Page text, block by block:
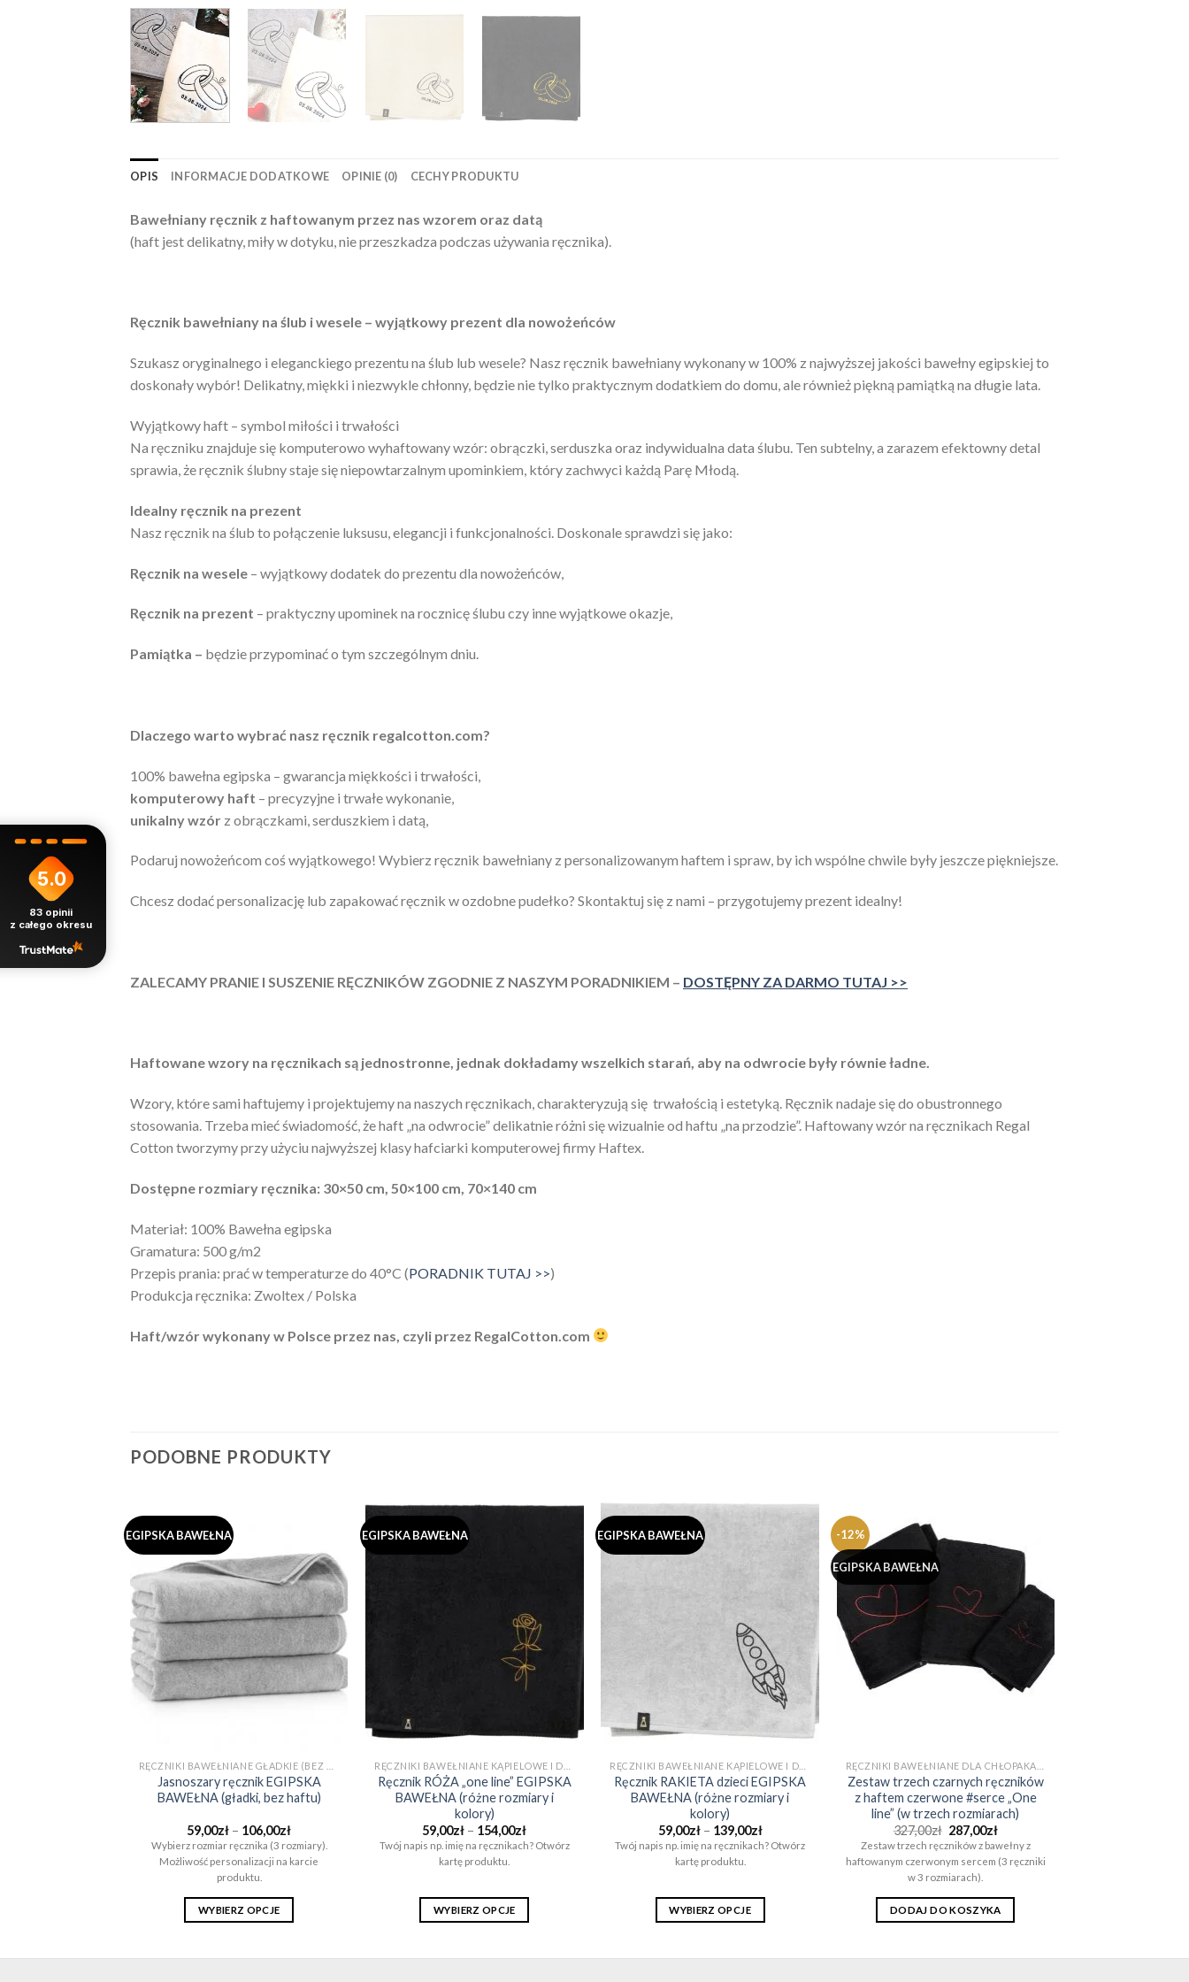
OPIS INFORMACJE DODATKOWE OPINIE (0) CECHY PRODUKTU
Bawełniany ręcznik z haftowanym przez nas wzorem oraz datą
(haft jest delikatny, miły w dotyku, nie przeszkadza podczas używania ręcznika).
Ręcznik bawełniany na ślub i wesele – wyjątkowy prezent dla nowożeńców
Szukasz oryginalnego i eleganckiego prezentu na ślub lub wesele? Nasz ręcznik bawełniany wykonany w 100% z najwyższej jakości bawełny egipskiej to
doskonały wybór! Delikatny, miękki i niezwykle chłonny, będzie nie tylko praktycznym dodatkiem do domu, ale również piękną pamiątką na długie lata.
Wyjątkowy haft – symbol miłości i trwałości
Na ręczniku znajduje się komputerowo wyhaftowany wzór: obrączki, serduszka oraz indywidualna data ślubu. Ten subtelny, a zarazem efektowny detal
sprawia, że ręcznik ślubny staje się niepowtarzalnym upominkiem, który zachwyci każdą Parę Młodą.
Idealny ręcznik na prezent
Nasz ręcznik na ślub to połączenie luksusu, elegancji i funkcjonalności. Doskonale sprawdzi się jako:
Ręcznik na wesele – wyjątkowy dodatek do prezentu dla nowożeńców,
Ręcznik na prezent – praktyczny upominek na rocznicę ślubu czy inne wyjątkowe okazje,
Pamiątka – będzie przypominać o tym szczególnym dniu.
Dlaczego warto wybrać nasz ręcznik regalcotton.com?
100% bawełna egipska – gwarancja miękkości i trwałości,
komputerowy haft – precyzyjne i trwałe wykonanie,
unikalny wzór z obrączkami, serduszkiem i datą,
Podaruj nowożeńcom coś wyjątkowego! Wybierz ręcznik bawełniany z personalizowanym haftem i spraw, by ich wspólne chwile były jeszcze piękniejsze.
Chcesz dodać personalizację lub zapakować ręcznik w ozdobne pudełko? Skontaktuj się z nami – przygotujemy prezent idealny!
ZALECAMY PRANIE I SUSZENIE RĘCZNIKÓW ZGODNIE Z NASZYM PORADNIKIEM – DOSTĘPNY ZA DARMO TUTAJ >>
Haftowane wzory na ręcznikach są jednostronne, jednak dokładamy wszelkich starań, aby na odwrocie były równie ładne.
Wzory, które sami haftujemy i projektujemy na naszych ręcznikach, charakteryzują się trwałością i estetyką. Ręcznik nadaje się do obustronnego
stosowania. Trzeba mieć świadomość, że haft „na odwrocie” delikatnie różni się wizualnie od haftu „na przodzie”. Haftowany wzór na ręcznikach Regal
Cotton tworzymy przy użyciu najwyższej klasy hafciarki komputerowej firmy Haftex.
Dostępne rozmiary ręcznika: 30×50 cm, 50×100 cm, 70×140 cm
Materiał: 100% Bawełna egipska
Gramatura: 500 g/m2
Przepis prania: prać w temperaturze do 40°C (PORADNIK TUTAJ >>)
Produkcja ręcznika: Zwoltex / Polska
Haft/wzór wykonany w Polsce przez nas, czyli przez RegalCotton.com
PODOBNE PRODUKTY
EGIPSKA BAWEŁNA
Jasnoszary ręcznik EGIPSKA
BAWEŁNA (gładki, bez haftu)
59,00zł – 106,00złZakres
cen:
od
59,00zł
Wybierz rozmiar ręcznika (3 rozmiary).
Możliwość personalizacji na karcie
produktu.
WYBIERZ OPCJE
EGIPSKA BAWEŁNA
Ręcznik RÓŻA „one line” EGIPSKA
BAWEŁNA (różne rozmiary i
kolory)
59,00zł – 154,00złZakres
cen:
od
Twój napis np. imię na ręcznikach? Otwórz
kartę produktu.
WYBIERZ OPCJE
EGIPSKA BAWEŁNA
Ręcznik RAKIETA dzieci EGIPSKA
BAWEŁNA (różne rozmiary i
kolory)
59,00zł – 139,00złZakres
cen:
od
Twój napis np. imię na ręcznikach? Otwórz
kartę produktu.
WYBIERZ OPCJE
-12%
EGIPSKA BAWEŁNA
Zestaw trzech czarnych ręczników
z haftem czerwone #serce „One
line” (w trzech rozmiarach)
327,00zł Pierwotna
cena
wynosiła:
327,00zł.
287,00złAktualna
cena
wynosi:
287,00zł.
Zestaw trzech ręczników z bawełny z
haftowanym czerwonym sercem (3 ręczniki
w 3 rozmiarach).
DODAJ DO KOSZYKA
5.0
83 opinii
z całego okresu